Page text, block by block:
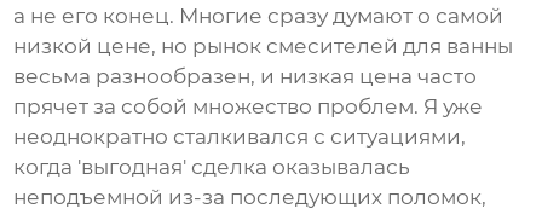
а не его конец. Многие сразу думают о самой
низкой цене, но рынок смесителей для ванны
весьма разнообразен, и низкая цена часто
прячет за собой множество проблем. Я уже
неоднократно сталкивался с ситуациями,
когда 'выгодная' сделка оказывалась
неподъемной из-за последующих поломок,